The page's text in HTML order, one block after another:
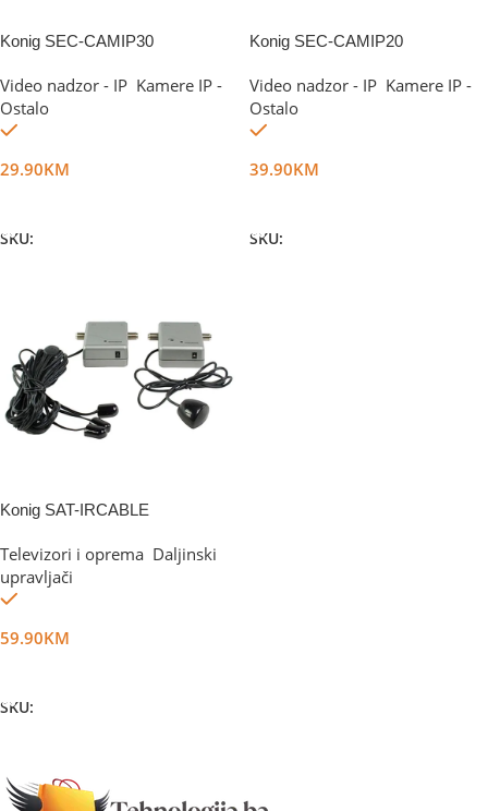
Konig SEC-CAMIP30
Video nadzor - IP Kamere IP -
Ostalo
29.90KM
SKU:
Konig SEC-CAMIP20
Video nadzor - IP Kamere IP -
Ostalo
39.90KM
SKU:
Konig SAT-IRCABLE
Televizori i oprema Daljinski
upravljači
59.90KM
SKU: